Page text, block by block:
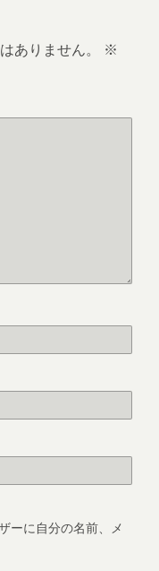
ありません。
※
ーに自分の名前、メ